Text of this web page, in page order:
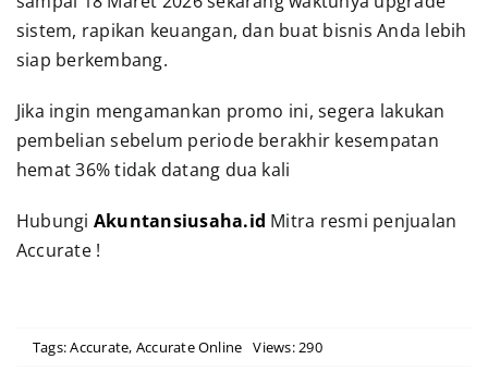
sistem, rapikan keuangan, dan buat bisnis Anda lebih
siap berkembang.
Jika ingin mengamankan promo ini, segera lakukan
pembelian sebelum periode berakhir kesempatan
hemat 36% tidak datang dua kali
Hubungi Akuntansiusaha.id Mitra resmi penjualan
Accurate !
Tags:Accurate, Accurate Online Views: 290